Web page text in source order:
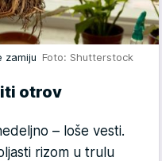
zamiju Foto: Shutterstock
otrov
– loše vesti.
rizom u trulu